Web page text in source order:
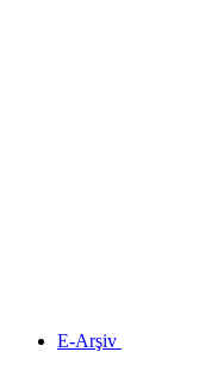
E-Arşiv